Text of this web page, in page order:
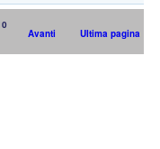
Avanti Ultima pagina